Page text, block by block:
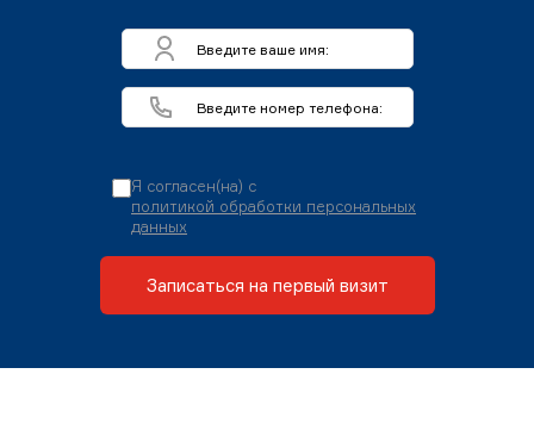
Я согласен(на) с
политикой обработки персональных
данных
Записаться на первый визит